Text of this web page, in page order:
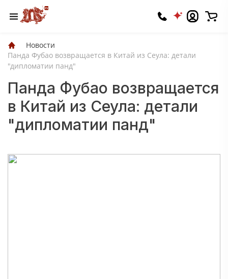
Новости
Панда Фубао возвращается в Китай из Сеула: детали
"дипломатии панд"
Панда Фубао возвращается
в Китай из Сеула: детали
"дипломатии панд"